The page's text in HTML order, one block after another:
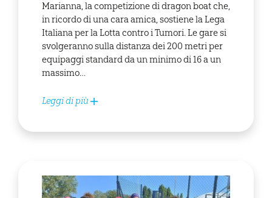
Marianna, la competizione di dragon boat che,
in ricordo di una cara amica, sostiene la Lega
Italiana per la Lotta contro i Tumori. Le gare si
svolgeranno sulla distanza dei 200 metri per
equipaggi standard da un minimo di 16 a un
massimo…
Leggi di più